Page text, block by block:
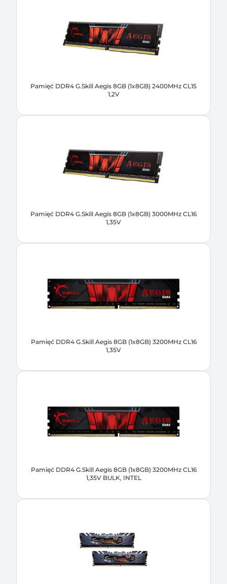
Pamięć DDR4 G.Skill Aegis 8GB (1x8GB) 2400MHz CL15
1,2V
Pamięć DDR4 G.Skill Aegis 8GB (1x8GB) 3000MHz CL16
1,35V
Pamięć DDR4 G.Skill Aegis 8GB (1x8GB) 3200MHz CL16
1,35V
Pamięć DDR4 G.Skill Aegis 8GB (1x8GB) 3200MHz CL16
1,35V BULK, INTEL